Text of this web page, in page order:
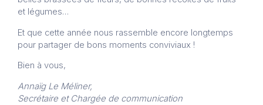
et légumes…
Et que cette année nous rassemble encore longtemps
pour partager de bons moments conviviaux !
Bien à vous,
Annaïg Le Méliner,
Secrétaire et Chargée de communication